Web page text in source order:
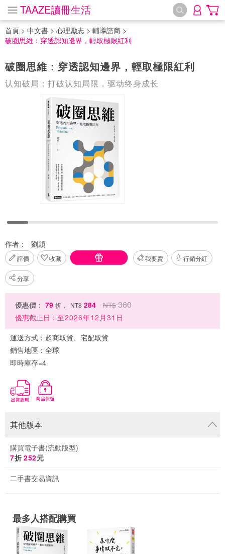
TAAZE讀冊生活
首頁 > 中文書 > 心理勵志 > 輔導諮商 >
破圈思維：穿透認知邊界，輕取極限紅利
破圈思維：穿透認知邊界，輕取極限紅利
认知破局：打破认知局限，驱动终身成长
作者： 劉穎
評價 收藏 我要賣 行銷分紅
分享
優惠價： 79 折 ， NT$ 284 NT$ 360
優惠截止日： 至2026年12月31日
運送方式： 超商取貨、宅配取貨
銷售地區： 全球
即時庫存=4
其他版本
購買電子書(流動版型)
7折 252元
二手書交易資訊
最多人搭配購買